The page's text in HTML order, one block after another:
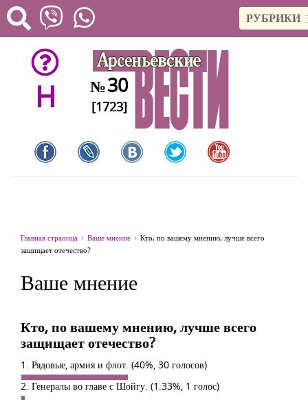
РУБРИКИ
H №30
[1723]
Главная страница Ваше мнение
Кто, по вашему мнению, лучше всего
защищает отечество?
Ваше мнение
Кто, по вашему мнению, лучше всего
защищает отечество?
1. Рядовые, армия и флот. (40%, 30 голосов)
2. Генералы во главе с Шойгу. (1.33%, 1 голос)